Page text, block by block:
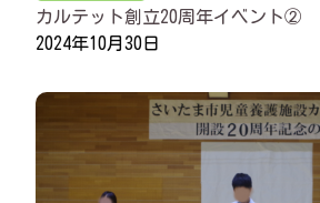
カルテット創立20周年イベント②
2024年10月30日